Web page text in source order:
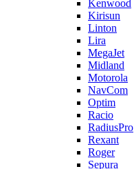
Kenwood
Kirisun
Linton
Lira
MegaJet
Midland
Motorola
NavCom
Optim
Racio
RadiusPro
Rexant
Roger
Sepura